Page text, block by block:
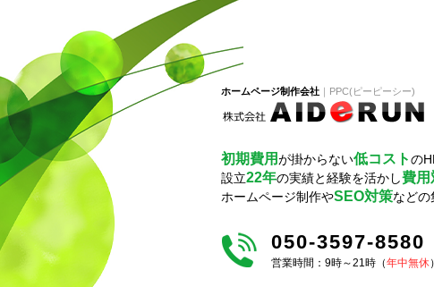
ホームページ制作会社 PPC(ピーピーシー)
初期費用が掛からない低コストの
設立22年の実績と経験を活かし費用
ホームページ制作やSEO対策などの
050-3597-8580
営業時間：9時～21時（年中無休）